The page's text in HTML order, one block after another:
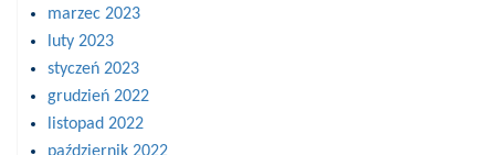
marzec 2023
luty 2023
styczeń 2023
grudzień 2022
listopad 2022